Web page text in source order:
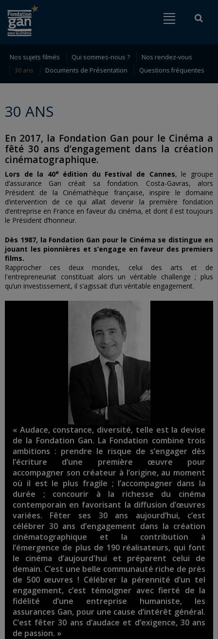
Go to content
Fondation
gan
pour
le
cinéma
Rechercher
Nos sujets filmés Qui sommes-nous ?
Nos rendez-vous
30 ans
Documents de Présentation Questions fréquentes
30 ANS
En 2017, la Fondation Gan pour le Cinéma a
fêté 30 ans d’engagement dans la création
cinématographique.
Lors de la 40e édition du Festival de Cannes, le groupe
d’assurance Gan créait sa fondation. Costa-Gavras, alors
Président de la Cinémathèque française, inspire le domaine
d’intervention de ce qui allait devenir la première fondation
d’entreprise en France en faveur du cinéma, et dont il est toujours
le Président d’honneur.
Dès 1987, la Fondation Gan pour le Cinéma se distingue en
jouant les pionnières et s’engage en faveur des premiers
films.
Rapprocher ces deux mondes, celui des arts et de
l'entrepreneuriat constituait alors un véritable challenge ; plus
qu’un investissement, il s’agissait d’un véritable engagement.
« Audace, constance, diversité, telle est la devise
de la Fondation Gan. La Fondation combine trois
ambitions : prendre le risque de s’engager dès
l’écriture d’une première œuvre pour
accompagner son créateur à l’origine, au moment
où il est le plus fragile ; l’accompagner dans la
durée ; concourir à la richesse du cinéma
contemporain en favorisant la diffusion d’œuvres
variées. Fêter ses 30 ans aujourd’hui, c’est
célébrer 30 ans d’engagement dans la création
cinématographique et la contribution à
l’émergence de plus de 190 réalisateurs, qui font
le cinéma d’aujourd'hui et préparent celui de
demain. C’est une belle communauté riche de près
de 500 œuvres ! Célébrer la pérennité d’un tel
engagement, c’est témoigner avec fierté de la
fidélité d’une entreprise humaniste, les
assurances Gan, pour une cause d’intérêt général.
C’est fêter 30 ans d’audace et d’exigence, 30 ans
de passion. »